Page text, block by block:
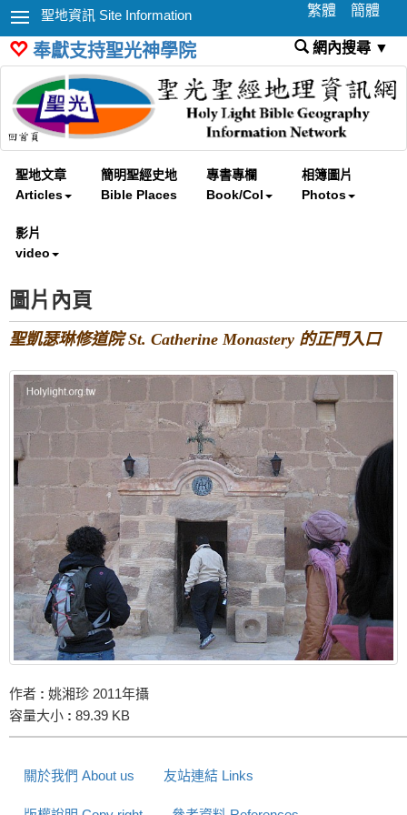
聖地資訊 Site Information 繁體 簡體
奉獻支持聖光神學院 網內搜尋 ▼
聖地文章
Articles
簡明聖經史地
Bible Places
專書專欄
Book/Col
相簿圖片
Photos
影片
video
圖片內頁
聖凱瑟琳修道院 St. Catherine Monastery 的正門入口
作者 : 姚湘珍 2011年攝
容量大小 : 89.39 KB
關於我們 About us 友站連結 Links